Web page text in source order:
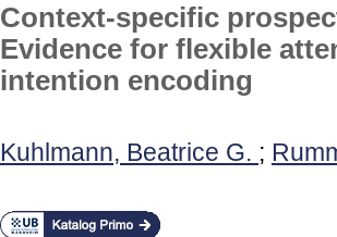
Context-specific
Evidence for flexible
intention encoding
Kuhlmann, Beatrice G. ;